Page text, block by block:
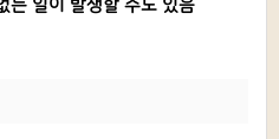
일이 발생할 수도 있음